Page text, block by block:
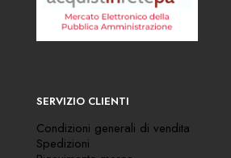
SERVIZIO CLIENTI
Condizioni generali di vendita
Spedizioni